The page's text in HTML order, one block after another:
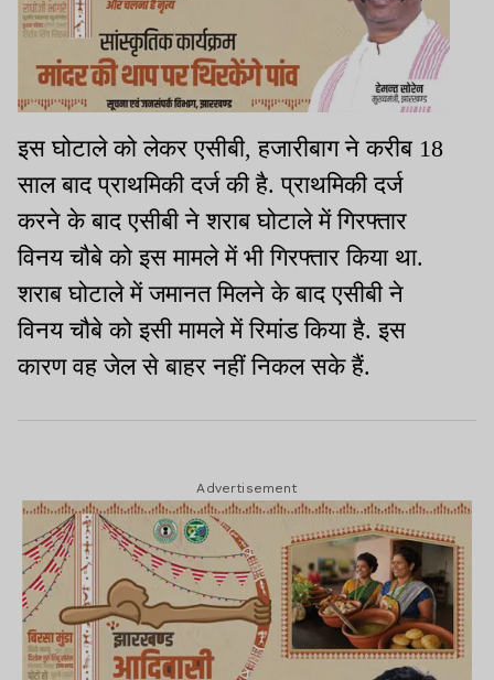
इस घोटाले को लेकर एसीबी, हजारीबाग ने करीब 18
साल बाद प्राथमिकी दर्ज की है. प्राथमिकी दर्ज
करने के बाद एसीबी ने शराब घोटाले में गिरफ्तार
विनय चौबे को इस मामले में भी गिरफ्तार किया था.
शराब घोटाले में जमानत मिलने के बाद एसीबी ने
विनय चौबे को इसी मामले में रिमांड किया है. इस
कारण वह जेल से बाहर नहीं निकल सके हैं.
Advertisement